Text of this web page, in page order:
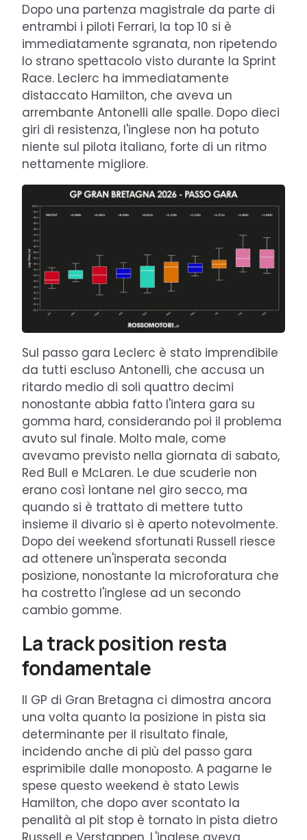
Dopo una partenza magistrale da parte di
entrambi i piloti Ferrari, la top 10 si è
immediatamente sgranata, non ripetendo
lo strano spettacolo visto durante la Sprint
Race. Leclerc ha immediatamente
distaccato Hamilton, che aveva un
arrembante Antonelli alle spalle. Dopo dieci
giri di resistenza, l'inglese non ha potuto
niente sul pilota italiano, forte di un ritmo
nettamente migliore.
Sul passo gara Leclerc è stato imprendibile
da tutti escluso Antonelli, che accusa un
ritardo medio di soli quattro decimi
nonostante abbia fatto l'intera gara su
gomma hard, considerando poi il problema
avuto sul finale. Molto male, come
avevamo previsto nella giornata di sabato,
Red Bull e McLaren. Le due scuderie non
erano così lontane nel giro secco, ma
quando si è trattato di mettere tutto
insieme il divario si è aperto notevolmente.
Dopo dei weekend sfortunati Russell riesce
ad ottenere un'insperata seconda
posizione, nonostante la microforatura che
ha costretto l'inglese ad un secondo
cambio gomme.
La track position resta
fondamentale
Il GP di Gran Bretagna ci dimostra ancora
una volta quanto la posizione in pista sia
determinante per il risultato finale,
incidendo anche di più del passo gara
esprimibile dalle monoposto. A pagarne le
spese questo weekend è stato Lewis
Hamilton, che dopo aver scontato la
penalità al pit stop è tornato in pista dietro